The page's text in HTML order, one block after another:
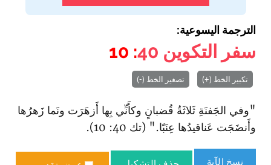
الترجمة اليسوعية:
سفر التكوين 40
: 10
تكبير الخط (+) تصغير الخط (-)
"وفي الجَفنَةِ ثَلاثَةُ قُضبانٍ وكأَنِّي بِها أَزهَرَت ونَما زَهرُها
وأَنضَجَت عَناقيدُها عِنَبًا." (تك 40: 10).
نسخ الآية